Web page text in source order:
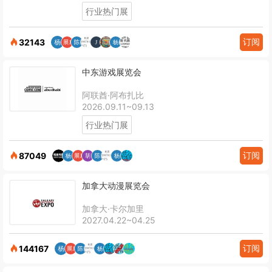
行业热门展
32143 订阅
中东游戏展览会
阿联酋·阿布扎比
2026.09.11~09.13
行业热门展
87049 订阅
加拿大动漫展览会
加拿大·卡尔加里
2027.04.22~04.25
144167 订阅